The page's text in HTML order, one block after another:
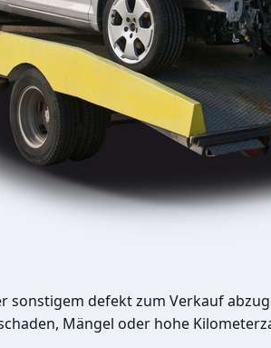
sonstigem defekt zum Verkauf
Mängel oder hohe